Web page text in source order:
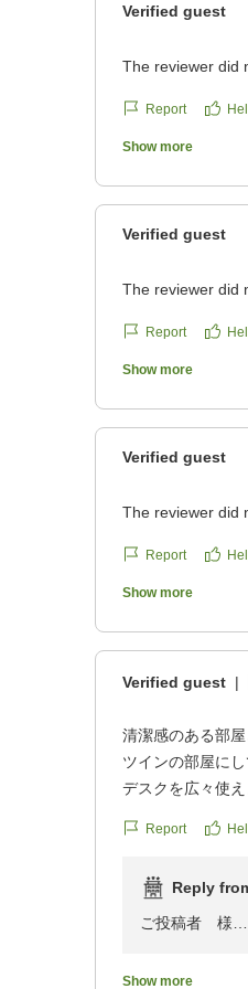
Verified guest
The reviewer did
Report
Show more
Verified guest
The reviewer did
Report
Show more
Verified guest
The reviewer did
Report
Show more
Verified guest |
清潔感のある部
ツインの部屋に
デスクを広々使え
た
朝食の種類は多
とても美味しかっ
また機会があれば
Report
Reply
ご投稿者 様
Show more